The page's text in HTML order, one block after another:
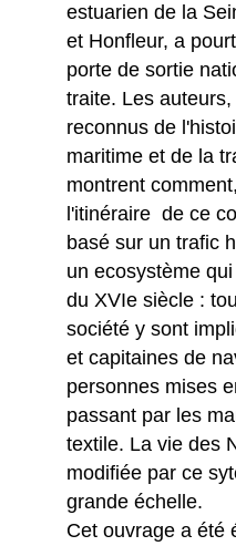
estuarien de la
et Honfleur, a
porte de sortie
traite. Les
reconnus de
maritime et de la
montrent
l'itinéraire de ce
basé sur un trafic
un ecosystème
du XVIe siècle :
société y sont
et capitaines de
personnes mises
passant par les
textile. La vie des
modifiée par ce
grande échelle.
Cet ouvrage a été